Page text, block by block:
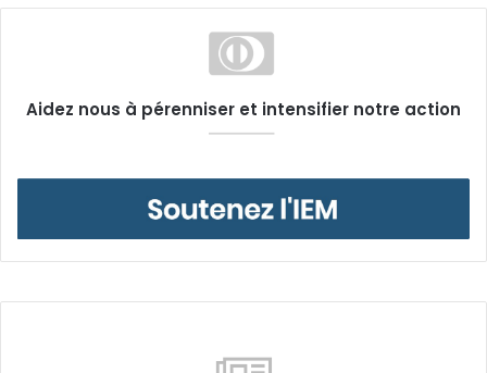
Aidez nous à pérenniser et intensifier notre action